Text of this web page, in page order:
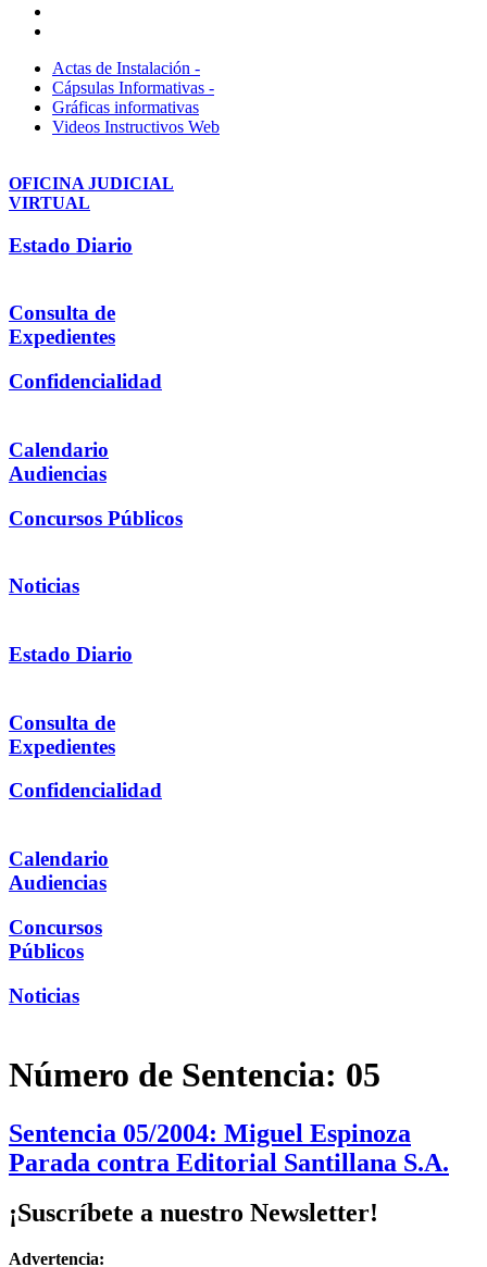
Actas de Instalación -
Cápsulas Informativas -
Gráficas informativas
Videos Instructivos Web
OFICINA JUDICIAL
VIRTUAL
Estado Diario
Consulta de
Expedientes
Confidencialidad
Calendario
Audiencias
Concursos Públicos
Noticias
Estado Diario
Consulta de
Expedientes
Confidencialidad
Calendario
Audiencias
Concursos
Públicos
Noticias
Número de Sentencia: 05
Sentencia 05/2004: Miguel Espinoza
Parada contra Editorial Santillana S.A.
¡Suscríbete a nuestro Newsletter!
Advertencia: